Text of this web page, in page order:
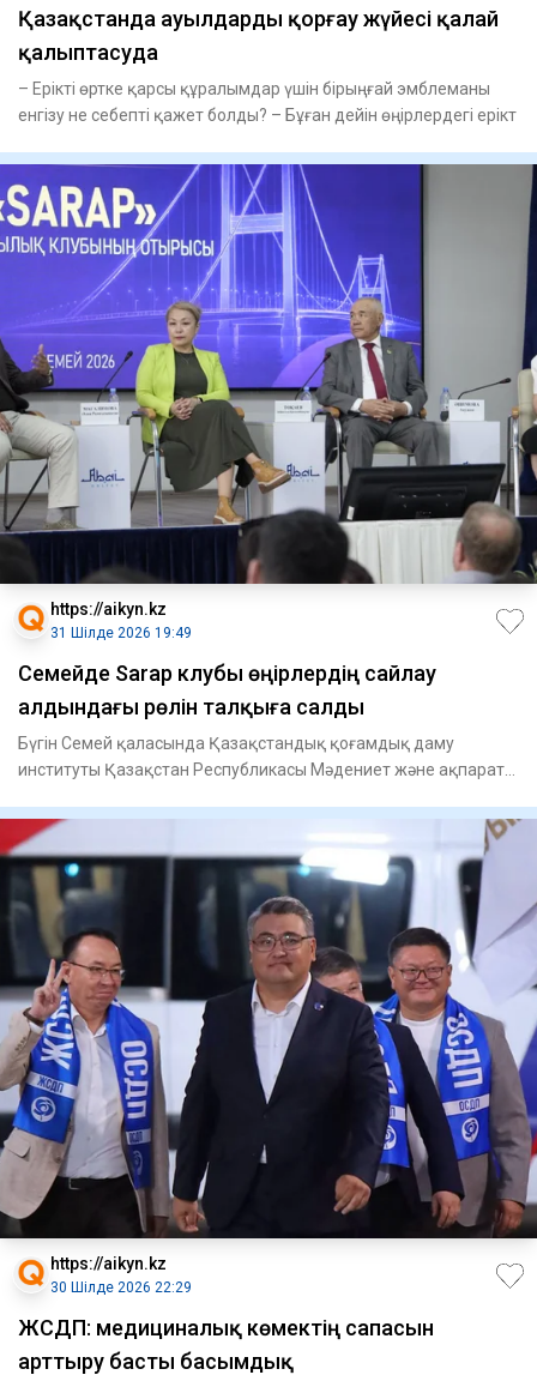
Қазақстанда ауылдарды қорғау жүйесі қалай
қалыптасуда
– Ерікті өртке қарсы құралымдар үшін бірыңғай эмблеманы
енгізу не себепті қажет болды? – Бұған дейін өңірлердегі ерікт
https://aikyn.kz
31 Шілде 2026 19:49
Семейде Sarap клубы өңірлердің сайлау
алдындағы рөлін талқыға салды
Бүгін Семей қаласында Қазақстандық қоғамдық даму
институты Қазақстан Республикасы Мәдениет және ақпарат
https://aikyn.kz
30 Шілде 2026 22:29
ЖСДП: медициналық көмектің сапасын
арттыру басты басымдық